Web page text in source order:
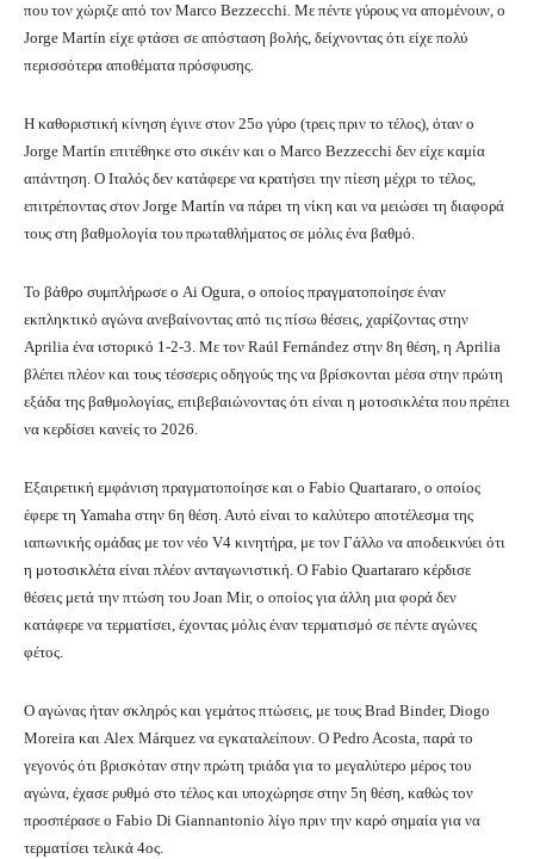
που τον χώριζε από τον Marco Bezzecchi. Με πέντε γύρους να απομένουν, ο
Jorge Martín είχε φτάσει σε απόσταση βολής, δείχνοντας ότι είχε πολύ
περισσότερα αποθέματα πρόσφυσης.
Η καθοριστική κίνηση έγινε στον 25ο γύρο (τρεις πριν το τέλος), όταν ο
Jorge Martín επιτέθηκε στο σικέιν και ο Marco Bezzecchi δεν είχε καμία
απάντηση. Ο Ιταλός δεν κατάφερε να κρατήσει την πίεση μέχρι το τέλος,
επιτρέποντας στον Jorge Martín να πάρει τη νίκη και να μειώσει τη διαφορά
τους στη βαθμολογία του πρωταθλήματος σε μόλις ένα βαθμό.
Το βάθρο συμπλήρωσε ο Ai Ogura, ο οποίος πραγματοποίησε έναν
εκπληκτικό αγώνα ανεβαίνοντας από τις πίσω θέσεις, χαρίζοντας στην
Aprilia ένα ιστορικό 1-2-3. Με τον Raúl Fernández στην 8η θέση, η Aprilia
βλέπει πλέον και τους τέσσερις οδηγούς της να βρίσκονται μέσα στην πρώτη
εξάδα της βαθμολογίας, επιβεβαιώνοντας ότι είναι η μοτοσικλέτα που πρέπει
να κερδίσει κανείς το 2026.
Εξαιρετική εμφάνιση πραγματοποίησε και ο Fabio Quartararo, ο οποίος
έφερε τη Yamaha στην 6η θέση. Αυτό είναι το καλύτερο αποτέλεσμα της
ιαπωνικής ομάδας με τον νέο V4 κινητήρα, με τον Γάλλο να αποδεικνύει ότι
η μοτοσικλέτα είναι πλέον ανταγωνιστική. Ο Fabio Quartararo κέρδισε
θέσεις μετά την πτώση του Joan Mir, ο οποίος για άλλη μια φορά δεν
κατάφερε να τερματίσει, έχοντας μόλις έναν τερματισμό σε πέντε αγώνες
φέτος.
Ο αγώνας ήταν σκληρός και γεμάτος πτώσεις, με τους Brad Binder, Diogo
Moreira και Alex Márquez να εγκαταλείπουν. Ο Pedro Acosta, παρά το
γεγονός ότι βρισκόταν στην πρώτη τριάδα για το μεγαλύτερο μέρος του
αγώνα, έχασε ρυθμό στο τέλος και υποχώρησε στην 5η θέση, καθώς τον
προσπέρασε ο Fabio Di Giannantonio λίγο πριν την καρό σημαία για να
τερματίσει τελικά 4ος.